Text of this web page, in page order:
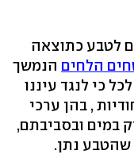
לטבע כתוצאה
הלחים הנמשך
כי לנגד עיננו
, בהן ערכי
במים ובסביבתם,
שהטבע נתן.